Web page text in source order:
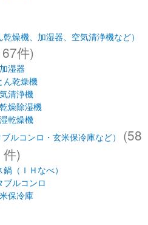
燥機、加湿器、空気清浄機など）
件)
加湿器
ん乾燥機
清浄機
燥除湿機
乾燥機
ルコンロ・玄米保冷庫など）
(58
件)
（ＩＨなべ）
ブルコンロ
保冷庫